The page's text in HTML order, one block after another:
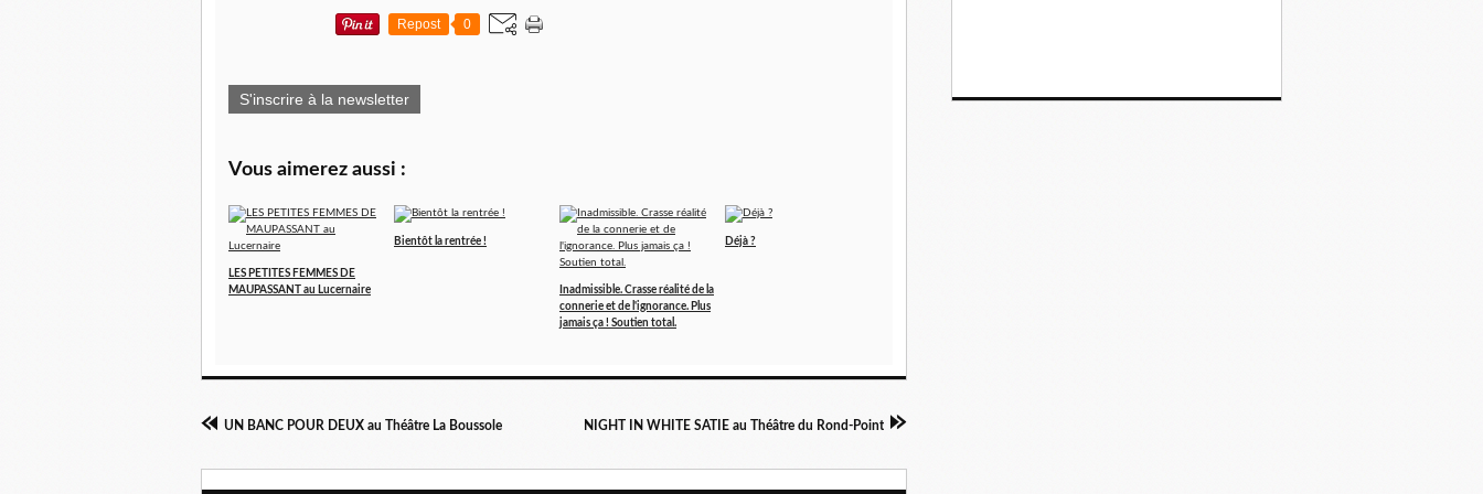
Repost 0
S'inscrire à la newsletter
Vous aimerez aussi :
LES PETITES FEMMES DE
MAUPASSANT au Lucernaire
Bientôt la rentrée !
Inadmissible. Crasse réalité de la
connerie et de l'ignorance. Plus
jamais ça ! Soutien total.
Déjà ?
UN BANC POUR DEUX au Théâtre La Boussole NIGHT IN WHITE SATIE au Théâtre du Rond-Point